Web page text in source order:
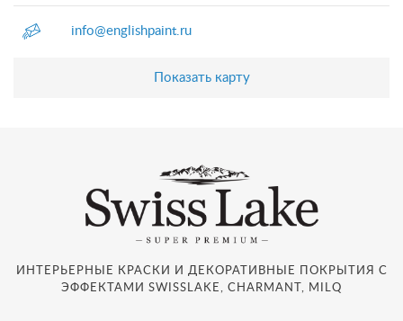
info@englishpaint.ru
Показать карту
ИНТЕРЬЕРНЫЕ КРАСКИ И ДЕКОРАТИВНЫЕ ПОКРЫТИЯ С
ЭФФЕКТАМИ SWISSLAKE, CHARMANT, MILQ